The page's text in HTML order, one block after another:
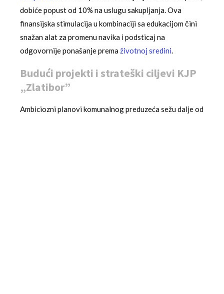
dobiće popust od 10% na uslugu sakupljanja. Ova
finansijska stimulacija u kombinaciji sa edukacijom čini
snažan alat za promenu navika i podsticaj na
odgovornije ponašanje premaživotnoj sredini.
Budući projekti i strateški ciljevi KJP
„Zlatibor”
Ambiciozni planovi komunalnog preduzeća sežu dalje od